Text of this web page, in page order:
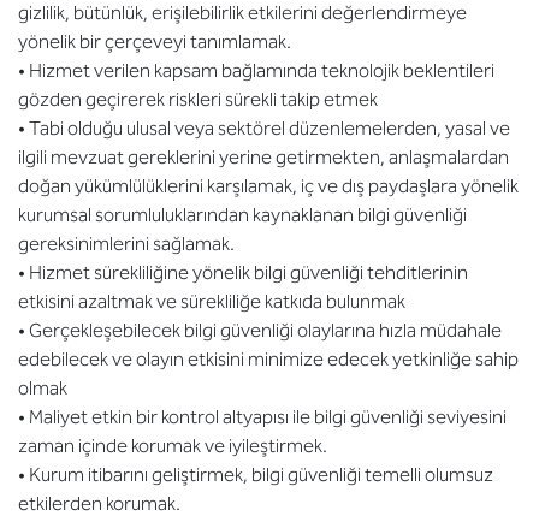
gizlilik, bütünlük, erişilebilirlik etkilerini değerlendirmeye
yönelik bir çerçeveyi tanımlamak.
• Hizmet verilen kapsam bağlamında teknolojik beklentileri
gözden geçirerek riskleri sürekli takip etmek
• Tabi olduğu ulusal veya sektörel düzenlemelerden, yasal ve
ilgili mevzuat gereklerini yerine getirmekten, anlaşmalardan
doğan yükümlülüklerini karşılamak, iç ve dış paydaşlara yönelik
kurumsal sorumluluklarından kaynaklanan bilgi güvenliği
gereksinimlerini sağlamak.
• Hizmet sürekliliğine yönelik bilgi güvenliği tehditlerinin
etkisini azaltmak ve sürekliliğe katkıda bulunmak
• Gerçekleşebilecek bilgi güvenliği olaylarına hızla müdahale
edebilecek ve olayın etkisini minimize edecek yetkinliğe sahip
olmak
• Maliyet etkin bir kontrol altyapısı ile bilgi güvenliği seviyesini
zaman içinde korumak ve iyileştirmek.
• Kurum itibarını geliştirmek, bilgi güvenliği temelli olumsuz
etkilerden korumak.